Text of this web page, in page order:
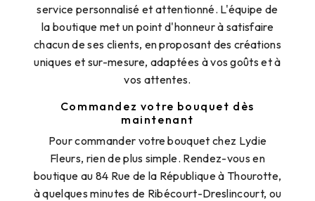
service personnalisé et attentionné. L'équipe de
la boutique met un point d'honneur à satisfaire
chacun de ses clients, en proposant des créations
uniques et sur-mesure, adaptées à vos goûts et à
vos attentes.
Commandez votre bouquet dès
maintenant
Pour commander votre bouquet chez Lydie
Fleurs, rien de plus simple. Rendez-vous en
boutique au 84 Rue de la République à Thourotte,
à quelques minutes de Ribécourt-Dreslincourt, ou